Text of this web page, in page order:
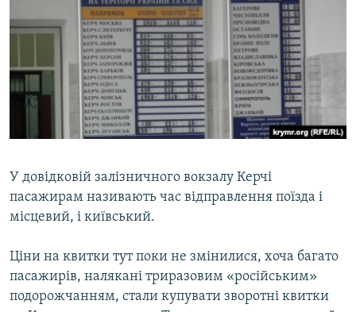
У довідковій залізничного вокзалу Керчі
пасажирам називають час відправлення поїзда і
місцевий, і київський.
Ціни на квитки тут поки не змінилися, хоча багато
пасажирів, налякані триразовим «російським»
подорожчанням, стали купувати зворотні квитки